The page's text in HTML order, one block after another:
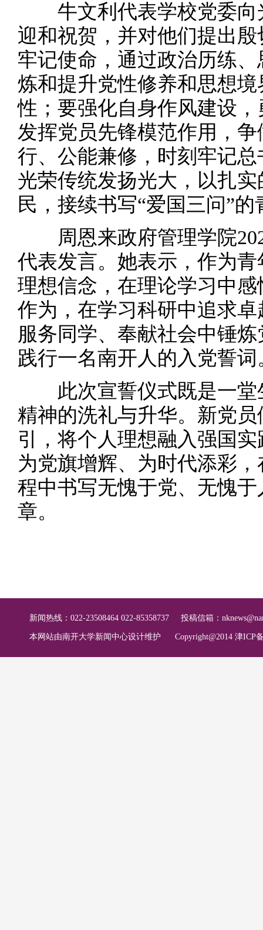
牛文利代表学校党委向
迎和祝贺，并对他们提出
牢记使命，通过政治历练
炼和提升党性修养和思想
性；要强化自身作风建设
发挥党员先锋模范作用，
行、公能兼修，时刻牢记
光荣传统发扬光大，以扎
民，接续书写“爱国三问”
周恩来政府管理学院
代表发言。她表示，作为
理想信念，在理论学习中
作为，在学习科研中追求
服务同学、奉献社会中锤
践行一名南开人的入党誓词
此次宣誓仪式既是一堂
精神的洗礼与升华。新党
引，将个人理想融入强国
为党旗增辉、为时代添彩
程中书写无愧于党、无愧
章。
新闻热线：022-23508464 022-85358737 投稿信箱：
本网站由南开大学新闻中心设计维护 Copyright@2014 津ICP